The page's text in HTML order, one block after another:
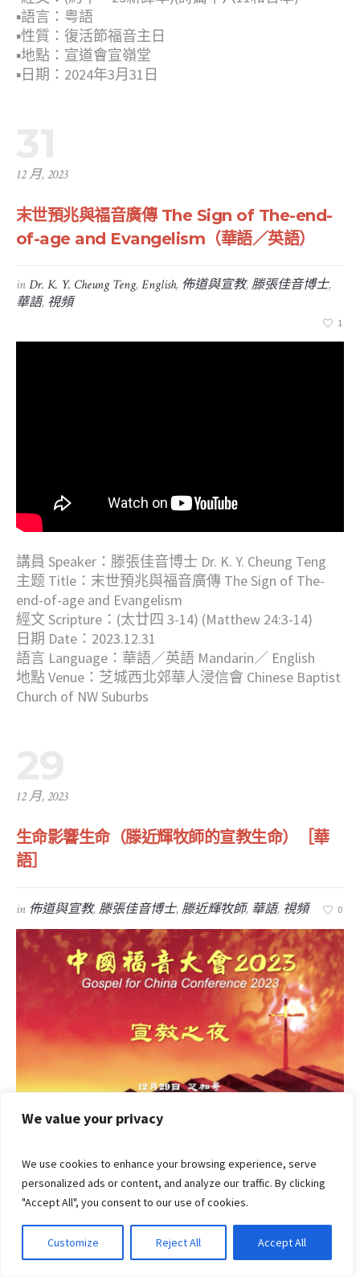
We value your privacy
We use cookies to enhance your browsing experience, serve
personalized ads or content, and analyze our traffic. By clicking
"Accept All", you consent to our use of cookies.
Customize Reject All Accept All
▪︎語言：粤語
▪︎性質：復活節福音主日
▪︎地點：宣道會宣嶺堂
▪︎日期：2024年3月31日
12 月, 2023
末世預兆與福音廣傳 The Sign of The-end-
of-age and Evangelism（華語／英語）
inDr. K. Y. Cheung Teng,English, 佈道與宣教,滕張佳音博士,
華語, 視頻
1
講員 Speaker：滕張佳音博士 Dr. K. Y. Cheung Teng
主题 Title：末世預兆與福音廣傳 The Sign of The-
end-of-age and Evangelism
經文 Scripture：(太廿四 3-14) (Matthew 24:3-14)
日期 Date：2023.12.31
語言 Language：華語／英語 Mandarin／ English
地點 Venue：芝城西北郊華人浸信會 Chinese Baptist
Church of NW Suburbs
12 月, 2023
生命影響生命（滕近輝牧師的宣教生命）［華
語］
in 佈道與宣教,滕張佳音博士,滕近輝牧師, 華語, 視頻 0
▪︎講員：滕張佳音師母
▪︎語言：華語 (有字幕)
▪︎聚會：中國福音大會 2023 宣教之夜
▪︎日期：2023年12月29日
▪︎地點：美國芝加哥
▪︎参考：中國福音大會 2023